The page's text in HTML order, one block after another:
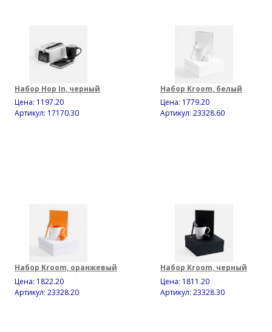
Набор Hop In, черный
Цена: 1197.20
Артикул: 17170.30
Набор Kroom, белый
Цена: 1779.20
Артикул: 23328.60
Набор Kroom, оранжевый
Цена: 1822.20
Артикул: 23328.20
Набор Kroom, черный
Цена: 1811.20
Артикул: 23328.30